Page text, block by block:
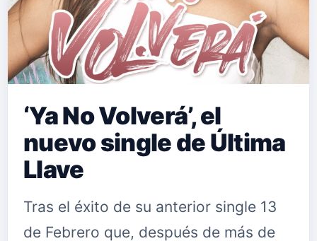
‘Ya No Volverá’, el
nuevo single de Última
Llave
Tras el éxito de su anterior single 13
de Febrero que, después de más de